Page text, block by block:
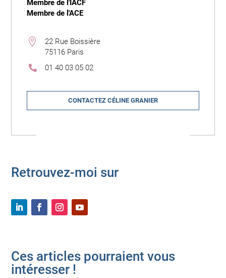
Membre de l'IACF
Membre de l'ACE

22 Rue Boissière
75116 Paris
 01 40 03 05 02
CONTACTEZ CÉLINE GRANIER
Retrouvez-moi sur
Ces articles pourraient vous
intéresser !